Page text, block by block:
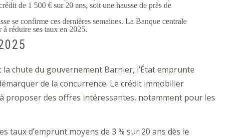
de 1 500 € sur 20 ans, soit une hausse de près de
se confirme ces dernières semaines. La Banque centrale
réduire ses taux en 2025.
chute du gouvernement Barnier, l’État emprunte
de la concurrence. Le crédit immobilier
proposer des offres intéressantes, notamment pour les
d’emprunt moyens de 3 % sur 20 ans dès le